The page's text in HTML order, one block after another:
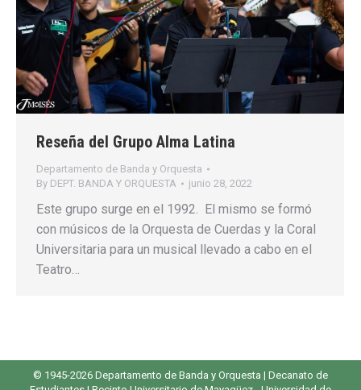
Reseña del Grupo Alma Latina
Departamento de Banda y Orquesta
By DEPT. BANDA Y ORQUESTA junio 28, 2022
Este grupo surge en el 1992. El mismo se formó
con músicos de la Orquesta de Cuerdas y la Coral
Universitaria para un musical llevado a cabo en el
Teatro…
© 1945-2026 Departamento de Banda y Orquesta | Decanato de